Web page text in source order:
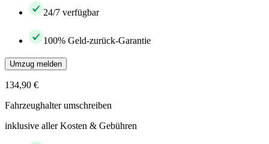
24/7 verfügbar
100% Geld-zurück-Garantie
Umzug melden
134,90 €
Fahrzeughalter umschreiben
inklusive aller Kosten & Gebühren